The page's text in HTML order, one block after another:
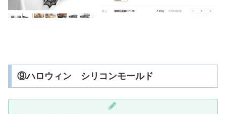
⑨ハロウィン シリコンモールド